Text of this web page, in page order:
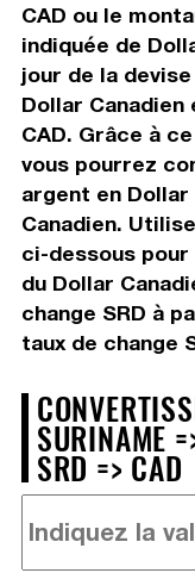
CAD ou le
indiquée de
jour de la
Dollar
CAD. Grâce à
vous pourrez
argent en
Canadien.
ci-dessous
du Dollar
change SRD à
taux de change
SURINAME
SRD => CAD